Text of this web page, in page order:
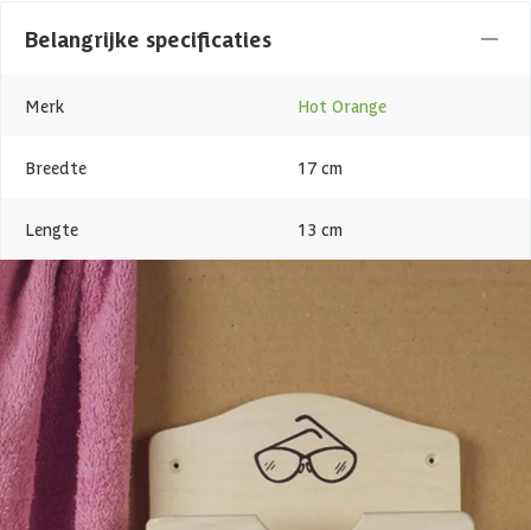
Belangrijke specificaties
Merk Hot Orange
Breedte 17 cm
Lengte 13 cm
Hoogte
Levertijd
Azalp artikelcode 13-121-0012-0
EAN-code 1014606104832